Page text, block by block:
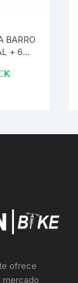
BARRO
—
ofrece
mercado